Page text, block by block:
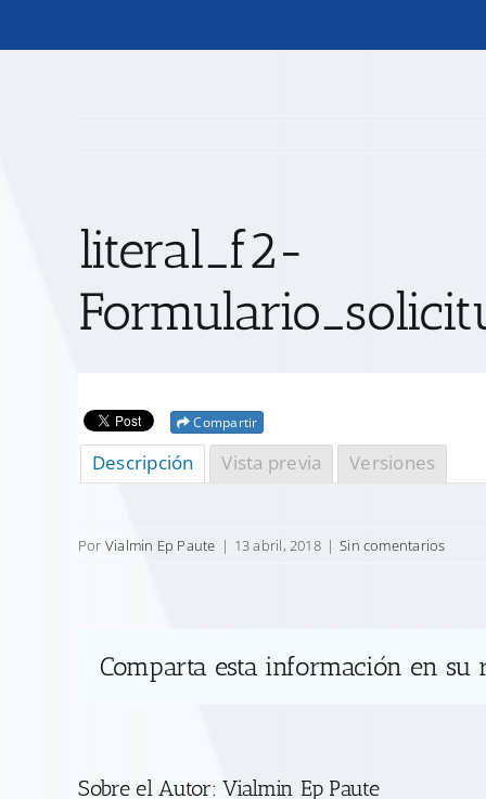
literal_f2-
Compartir
Descripción Vista previa Versiones
Por Vialmin Ep Paute | 13 abril, 2018 | Sin comentarios
Comparta esta información en su
Sobre el Autor:Vialmin Ep Paute